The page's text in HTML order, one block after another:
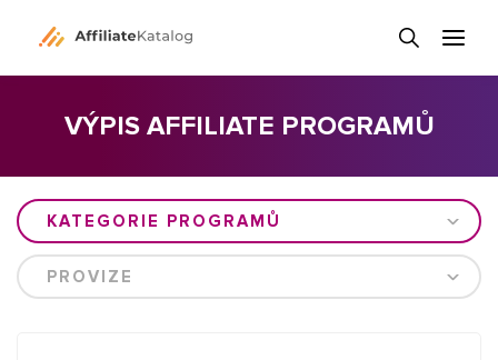
VÝPIS AFFILIATE PROGRAMŮ
KATEGORIE PROGRAMŮ
PROVIZE